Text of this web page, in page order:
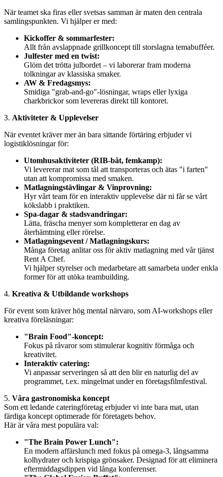
När teamet ska firas eller svetsas samman är maten den centrala
samlingspunkten. Vi hjälper er med:
Kickoffer & sommarfester:
Allt från avslappnade grillkoncept till storslagna temabufféer.
Julfester med en twist:
Glöm det trötta julbordet – vi laborerar fram moderna
tolkningar av klassiska smaker.
AW & Fredagsmys:
Smidiga "grab-and-go"-lösningar, wraps eller lyxiga
charkbrickor som levereras direkt till kontoret.
3. Aktiviteter & Upplevelser
När eventet kräver mer än bara sittande förtäring erbjuder vi
logistiklösningar för:
Utomhusaktiviteter (RIB-båt, femkamp):
Vi levererar mat som tål att transporteras och ätas "i farten"
utan att kompromissa med smaken.
Matlagningstävlingar & Vinprovning:
Hyr vårt team för en interaktiv upplevelse där ni får se vårt
kökslabb i praktiken.
Spa-dagar & stadsvandringar:
Lätta, fräscha menyer som kompletterar en dag av
återhämtning eller rörelse.
Matlagningsevent / Matlagningskurs:
Många företag anlitar oss för aktiv matlagning med vår tjänst
Rent A Chef.
Vi hjälper styrelser och medarbetare att samarbeta under enkla
former för att utöka teambuilding.
4. Kreativa & Utbildande workshops
För event som kräver hög mental närvaro, som AI-workshops eller
kreativa föreläsningar:
"Brain Food"-koncept:
Fokus på råvaror som stimulerar kognitiv förmåga och
kreativitet.
Interaktiv catering:
Vi anpassar serveringen så att den blir en naturlig del av
programmet, t.ex. mingelmat under en företagsfilmfestival.
5. Våra gastronomiska koncept
Som ett ledande cateringföretag erbjuder vi inte bara mat, utan
färdiga koncept optimerade för företagets behov.
Här är våra mest populära val:
"The Brain Power Lunch":
En modern affärslunch med fokus på omega-3, långsamma
kolhydrater och krispiga grönsaker. Designad för att eliminera
eftermiddagsdippen vid långa konferenser.